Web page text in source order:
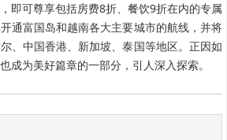
即可尊享包括房费8折、餐饮9折在内的专属
通富国岛和越南各大主要城市的航线，并将
、中国香港、新加坡、泰国等地区。正因如
成为美好篇章的一部分，引人深入探索。